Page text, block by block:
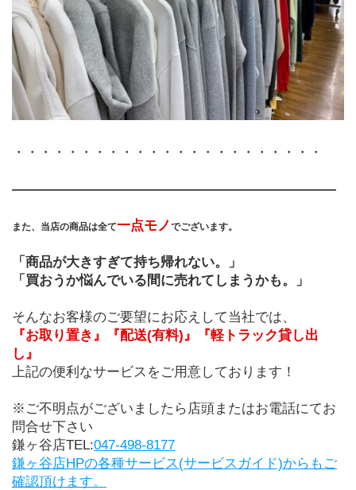
・・・・・・・・・・・・・・・・・・・・・・・
――――――――――――――――――――――――
また、当店の商品は全て一点モノでございます。
「商品が大きすぎて持ち帰れない。」
「買おうか悩んでいる間に売れてしまうかも。」
そんなお客様のご要望にお応えして当社では、
『お取り置き』『配送(有料)』『軽トラック貸し出
し』
上記の便利なサービスをご用意しております！
※ご不明点がございましたら店頭またはお電話にてお
問合せ下さい
鎌ヶ谷店TEL:047-498-8177
鎌ヶ谷店HPの各種サービス(サービスガイド)からもご
確認頂けます。